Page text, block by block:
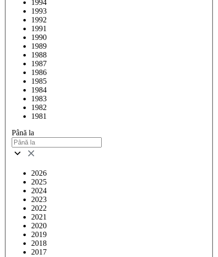
1994
1993
1992
1991
1990
1989
1988
1987
1986
1985
1984
1983
1982
1981
Până la
2026
2025
2024
2023
2022
2021
2020
2019
2018
2017